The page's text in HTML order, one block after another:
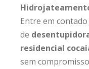
Entre em
de
residencial
sem